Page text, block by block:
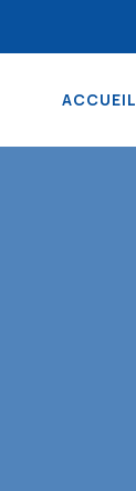
ACCUEIL